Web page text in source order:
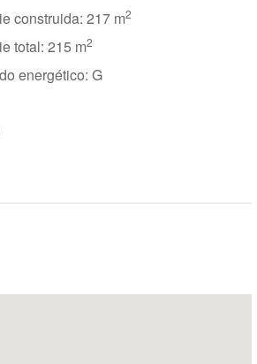
construida: 217 m2
total: 215 m2
energético: G